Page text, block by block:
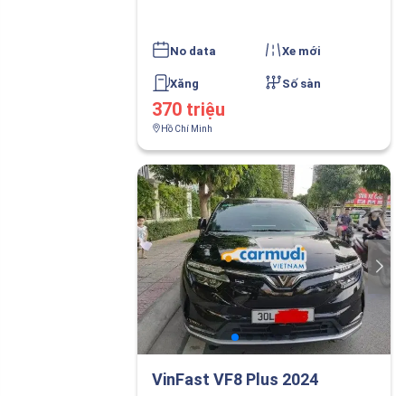
No data Xe mới
Xăng Số sàn
370 triệu
Hồ Chí Minh
VinFast VF8 Plus 2024